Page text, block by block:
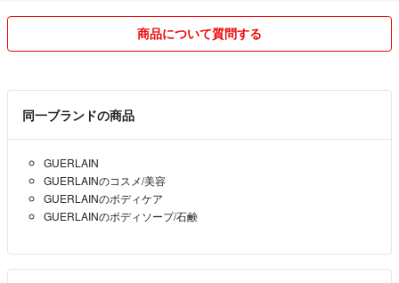
⭐️こちらの都合で申し訳ないのですが、基本着丈や服の採寸はおこなっ
ておりませんので、ご了承ください。
お値引き交渉どうぞ！
質問お待ちしてます♪
商品について質問する
同一ブランドの商品
GUERLAIN
GUERLAINのコスメ/美容
GUERLAINのボディケア
GUERLAINのボディソープ/石鹸